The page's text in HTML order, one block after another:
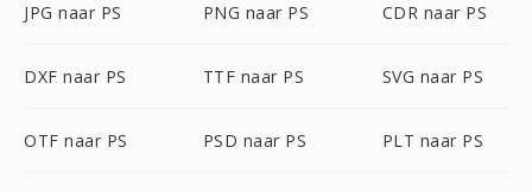
JPG naar PS PNG naar PS CDR naar PS
DXF naar PS TTF naar PS SVG naar PS
OTF naar PS PSD naar PS PLT naar PS